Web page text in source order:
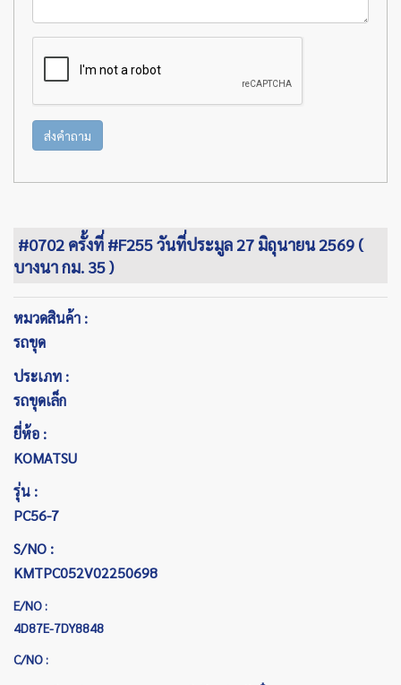
ส่งคำถาม
#0702 ครั้งที่ #F255 วันที่ประมูล 27 มิถุนายน 2569 (
บางนา กม. 35 )
หมวดสินค้า :
รถขุด
ประเภท :
รถขุดเล็ก
ยี่ห้อ :
KOMATSU
รุ่น :
PC56-7
S/NO :
KMTPC052V02250698
E/NO :
4D87E-7DY8848
C/NO :